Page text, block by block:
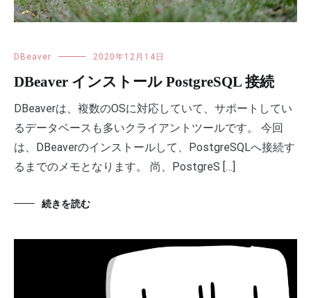
DBeaver 2020年12月14日
DBeaver インストール PostgreSQL 接続
DBeaverは、複数のOSに対応していて、サポートしてい
るデータベースも多いクライアントツールです。 今回
は、DBeaverのインストールして、PostgreSQLへ接続す
るまでのメモとなります。 尚、PostgreS […]
続きを読む